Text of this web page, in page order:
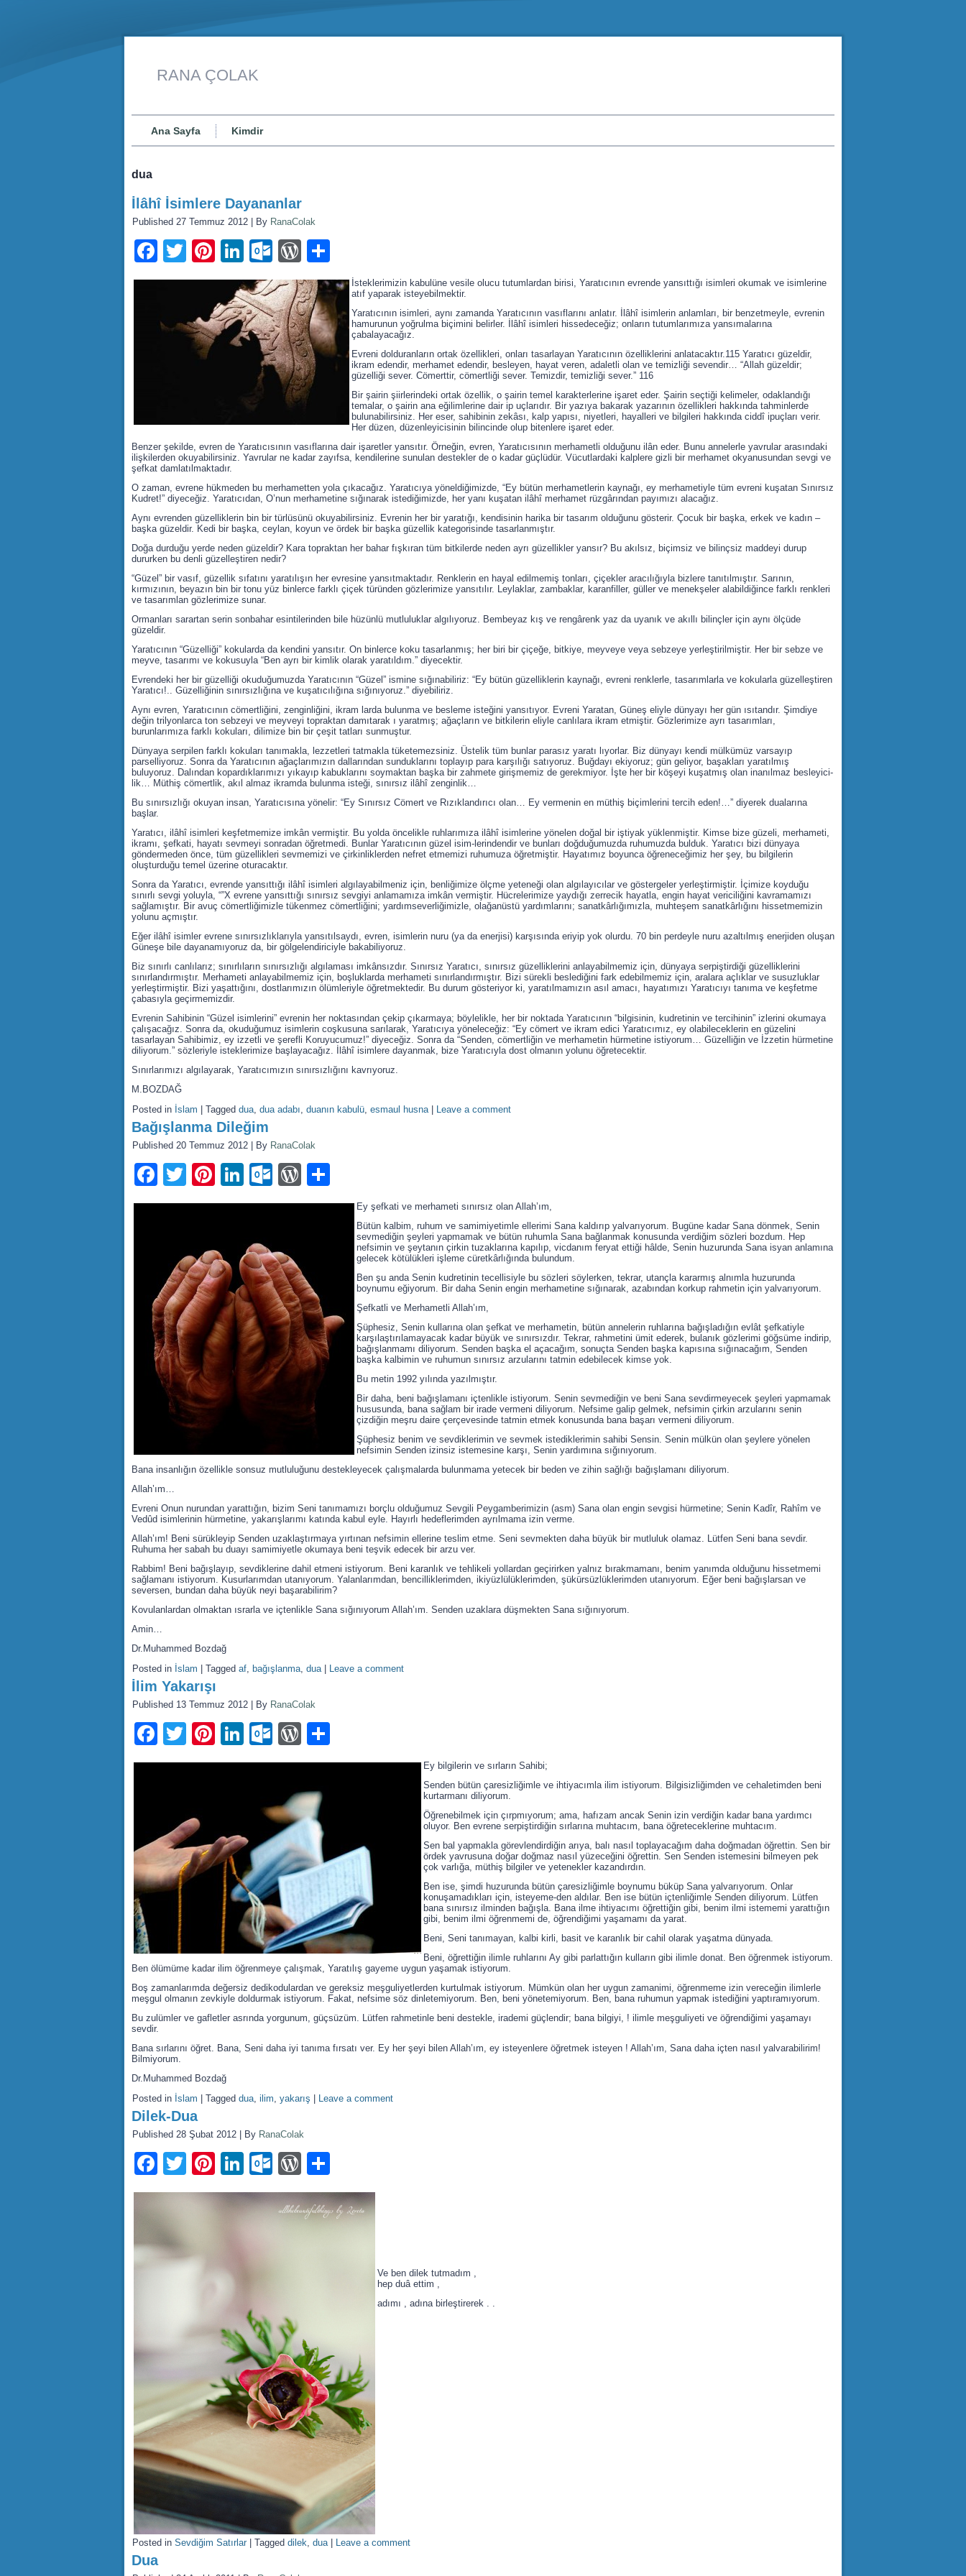
RANA ÇOLAK
Ana Sayfa Kimdir
dua
İlâhî İsimlere Dayananlar
Published 27 Temmuz 2012 By RanaColak
Facebook
TwitterPinterest
LinkedIn
Outlook.com
WordPress
İsteklerimizin kabulüne vesile olucu tutumlardan birisi, Yaratıcının evrende yansıttığı isimleri okumak ve isimlerine
atıf yaparak isteyebilmektir.
Yaratıcının isimleri, aynı zamanda Yaratıcının vasıflarını anlatır. İlâhî isimlerin anlamları, bir benzetmeyle, evrenin
hamurunun yoğrulma biçimini belirler. İlâhî isimleri hissedeceğiz; onların tutumlarımıza yansımalarına
çabalayacağız.
Evreni dolduranların ortak özellikleri, onları tasarlayan Yaratıcının özelliklerini anlatacaktır.115 Yaratıcı güzeldir,
ikram edendir, merhamet edendir, besleyen, hayat veren, adaletli olan ve temizliği sevendir… “Allah güzeldir;
güzelliği sever. Cömerttir, cömertliği sever. Temizdir, temizliği sever.” 116
Bir şairin şiirlerindeki ortak özellik, o şairin temel karakterlerine işaret eder. Şairin seçtiği kelimeler, odaklandığı
temalar, o şairin ana eğilimlerine dair ip uçlarıdır. Bir yazıya bakarak yazarının özellikleri hakkında tahminlerde
bulunabilirsiniz. Her eser, sahibinin zekâsı, kalp yapısı, niyetleri, hayalleri ve bilgileri hakkında ciddî ipuçları verir.
Her düzen, düzenleyicisinin bilincinde olup bitenlere işaret eder.
Benzer şekilde, evren de Yaratıcısının vasıflarına dair işaretler yansıtır. Örneğin, evren, Yaratıcısının merhametli olduğunu ilân eder. Bunu annelerle yavrular arasındaki
ilişkilerden okuyabilirsiniz. Yavrular ne kadar zayıfsa, kendilerine sunulan destekler de o kadar güçlüdür. Vücutlardaki kalplere gizli bir merhamet okyanusundan sevgi ve
şefkat damlatılmaktadır.
O zaman, evrene hükmeden bu merhametten yola çıkacağız. Yaratıcıya yöneldiğimizde, “Ey bütün merhametlerin kaynağı, ey merhametiyle tüm evreni kuşatan Sınırsız
Kudret!” diyeceğiz. Yaratıcıdan, O’nun merhametine sığınarak istediğimizde, her yanı kuşatan ilâhî merhamet rüzgârından payımızı alacağız.
Aynı evrenden güzelliklerin bin bir türlüsünü okuyabilirsiniz. Evrenin her bir yaratığı, kendisinin harika bir tasarım olduğunu gösterir. Çocuk bir başka, erkek ve kadın –
başka güzeldir. Kedi bir başka, ceylan, koyun ve ördek bir başka güzellik kategorisinde tasarlanmıştır.
Doğa durduğu yerde neden güzeldir? Kara topraktan her bahar fışkıran tüm bitkilerde neden ayrı güzellikler yansır? Bu akılsız, biçimsiz ve bilinçsiz maddeyi durup
dururken bu denli güzelleştiren nedir?
“Güzel” bir vasıf, güzellik sıfatını yaratılışın her evresine yansıtmaktadır. Renklerin en hayal edilmemiş tonları, çiçekler aracılığıyla bizlere tanıtılmıştır. Sarının,
kırmızının, beyazın bin bir tonu yüz binlerce farklı çiçek türünden gözlerimize yansıtılır. Leylaklar, zambaklar, karanfiller, güller ve menekşeler alabildiğince farklı renkleri
ve tasarımlan gözlerimize sunar.
Ormanları sarartan serin sonbahar esintilerinden bile hüzünlü mutluluklar algılıyoruz. Bembeyaz kış ve rengârenk yaz da uyanık ve akıllı bilinçler için aynı ölçüde
güzeldir.
Yaratıcının “Güzelliği” kokularda da kendini yansıtır. On binlerce koku tasarlanmış; her biri bir çiçeğe, bitkiye, meyveye veya sebzeye yerleştirilmiştir. Her bir sebze ve
meyve, tasarımı ve kokusuyla “Ben ayrı bir kimlik olarak yaratıldım.” diyecektir.
Evrendeki her bir güzelliği okuduğumuzda Yaratıcının “Güzel” ismine sığınabiliriz: “Ey bütün güzelliklerin kaynağı, evreni renklerle, tasarımlarla ve kokularla güzelleştiren
Yaratıcı!.. Güzelliğinin sınırsızlığına ve kuşatıcılığına sığınıyoruz.” diyebiliriz.
Aynı evren, Yaratıcının cömertliğini, zenginliğini, ikram larda bulunma ve besleme isteğini yansıtıyor. Evreni Yaratan, Güneş eliyle dünyayı her gün ısıtandır. Şimdiye
değin trilyonlarca ton sebzeyi ve meyveyi topraktan damıtarak ı yaratmış; ağaçların ve bitkilerin eliyle canlılara ikram etmiştir. Gözlerimize ayrı tasarımları,
burunlarımıza farklı kokuları, dilimize bin bir çeşit tatları sunmuştur.
Dünyaya serpilen farklı kokuları tanımakla, lezzetleri tatmakla tüketemezsiniz. Üstelik tüm bunlar parasız yaratı lıyorlar. Biz dünyayı kendi mülkümüz varsayıp
parselliyoruz. Sonra da Yaratıcının ağaçlarımızın dallarından sunduklarını toplayıp para karşılığı satıyoruz. Buğdayı ekiyoruz; gün geliyor, başakları yaratılmış
buluyoruz. Dalından kopardıklarımızı yıkayıp kabuklarını soymaktan başka bir zahmete girişmemiz de gerekmiyor. İşte her bir köşeyi kuşatmış olan inanılmaz besleyici-
lik… Müthiş cömertlik, akıl almaz ikramda bulunma isteği, sınırsız ilâhî zenginlik…
Bu sınırsızlığı okuyan insan, Yaratıcısına yönelir: “Ey Sınırsız Cömert ve Rızıklandırıcı olan… Ey vermenin en müthiş biçimlerini tercih eden!…” diyerek dualarına
başlar.
Yaratıcı, ilâhî isimleri keşfetmemize imkân vermiştir. Bu yolda öncelikle ruhlarımıza ilâhî isimlerine yönelen doğal bir iştiyak yüklenmiştir. Kimse bize güzeli, merhameti,
ikramı, şefkati, hayatı sevmeyi sonradan öğretmedi. Bunlar Yaratıcının güzel isim-lerindendir ve bunları doğduğumuzda ruhumuzda bulduk. Yaratıcı bizi dünyaya
göndermeden önce, tüm güzellikleri sevmemizi ve çirkinliklerden nefret etmemizi ruhumuza öğretmiştir. Hayatımız boyunca öğreneceğimiz her şey, bu bilgilerin
oluşturduğu temel üzerine oturacaktır.
Sonra da Yaratıcı, evrende yansıttığı ilâhî isimleri algılayabilmeniz için, benliğimize ölçme yeteneği olan algılayıcılar ve göstergeler yerleştirmiştir. İçimize koyduğu
sınırlı sevgi yoluyla, “”X evrene yansıttığı sınırsız sevgiyi anlamamıza imkân vermiştir. Hücrelerimize yaydığı zerrecik hayatla, engin hayat vericiliğini kavramamızı
sağlamıştır. Bir avuç cömertliğimizle tükenmez cömertliğini; yardımseverliğimizle, olağanüstü yardımlarını; sanatkârlığımızla, muhteşem sanatkârlığını hissetmemizin
yolunu açmıştır.
Eğer ilâhî isimler evrene sınırsızlıklarıyla yansıtılsaydı, evren, isimlerin nuru (ya da enerjisi) karşısında eriyip yok olurdu. 70 bin perdeyle nuru azaltılmış enerjiden oluşan
Güneşe bile dayanamıyoruz da, bir gölgelendiriciyle bakabiliyoruz.
Biz sınırlı canlılarız; sınırlıların sınırsızlığı algılaması imkânsızdır. Sınırsız Yaratıcı, sınırsız güzelliklerini anlayabilmemiz için, dünyaya serpiştirdiği güzelliklerini
sınırlandırmıştır. Merhameti anlayabilmemiz için, boşluklarda merhameti sınırlandırmıştır. Bizi sürekli beslediğini fark edebilmemiz için, aralara açlıklar ve susuzluklar
yerleştirmiştir. Bizi yaşattığını, dostlarımızın ölümleriyle öğretmektedir. Bu durum gösteriyor ki, yaratılmamızın asıl amacı, hayatımızı Yaratıcıyı tanıma ve keşfetme
çabasıyla geçirmemizdir.
Evrenin Sahibinin “Güzel isimlerini” evrenin her noktasından çekip çıkarmaya; böylelikle, her bir noktada Yaratıcının “bilgisinin, kudretinin ve tercihinin” izlerini okumaya
çalışacağız. Sonra da, okuduğumuz isimlerin coşkusuna sarılarak, Yaratıcıya yöneleceğiz: “Ey cömert ve ikram edici Yaratıcımız, ey olabileceklerin en güzelini
tasarlayan Sahibimiz, ey izzetli ve şerefli Koruyucumuz!” diyeceğiz. Sonra da “Senden, cömertliğin ve merhametin hürmetine istiyorum… Güzelliğin ve İzzetin hürmetine
diliyorum.” sözleriyle isteklerimize başlayacağız. İlâhî isimlere dayanmak, bize Yaratıcıyla dost olmanın yolunu öğretecektir.
Sınırlarımızı algılayarak, Yaratıcımızın sınırsızlığını kavrıyoruz.
M.BOZDAĞ
Posted in İslam Tagged dua, dua adabı, duanın kabulü, esmaul husna| Leave a comment
Bağışlanma Dileğim
Published 20 Temmuz 2012 By RanaColak
Facebook
TwitterPinterest
LinkedIn
Outlook.com
WordPress
Ey şefkati ve merhameti sınırsız olan Allah’ım,
Bütün kalbim, ruhum ve samimiyetimle ellerimi Sana kaldırıp yalvarıyorum. Bugüne kadar Sana dönmek, Senin
sevmediğin şeyleri yapmamak ve bütün ruhumla Sana bağlanmak konusunda verdiğim sözleri bozdum. Hep
nefsimin ve şeytanın çirkin tuzaklarına kapılıp, vicdanım feryat ettiği hâlde, Senin huzurunda Sana isyan anlamına
gelecek kötülükleri işleme cüretkârlığında bulundum.
Ben şu anda Senin kudretinin tecellisiyle bu sözleri söylerken, tekrar, utançla kararmış alnımla huzurunda
boynumu eğiyorum. Bir daha Senin engin merhametine sığınarak, azabından korkup rahmetin için yalvarıyorum.
Şefkatli ve Merhametli Allah’ım,
Şüphesiz, Senin kullarına olan şefkat ve merhametin, bütün annelerin ruhlarına bağışladığın evlât şefkatiyle
karşılaştırılamayacak kadar büyük ve sınırsızdır. Tekrar, rahmetini ümit ederek, bulanık gözlerimi göğsüme indirip,
bağışlanmamı diliyorum. Senden başka el açacağım, sonuçta Senden başka kapısına sığınacağım, Senden
başka kalbimin ve ruhumun sınırsız arzularını tatmin edebilecek kimse yok.
Bu metin 1992 yılında yazılmıştır.
Bir daha, beni bağışlamanı içtenlikle istiyorum. Senin sevmediğin ve beni Sana sevdirmeyecek şeyleri yapmamak
hususunda, bana sağlam bir irade vermeni diliyorum. Nefsime galip gelmek, nefsimin çirkin arzularını senin
çizdiğin meşru daire çerçevesinde tatmin etmek konusunda bana başarı vermeni diliyorum.
Şüphesiz benim ve sevdiklerimin ve sevmek istediklerimin sahibi Sensin. Senin mülkün olan şeylere yönelen
nefsimin Senden izinsiz istemesine karşı, Senin yardımına sığınıyorum.
Bana insanlığın özellikle sonsuz mutluluğunu destekleyecek çalışmalarda bulunmama yetecek bir beden ve zihin sağlığı bağışlamanı diliyorum.
Allah’ım…
Evreni Onun nurundan yarattığın, bizim Seni tanımamızı borçlu olduğumuz Sevgili Peygamberimizin (asm) Sana olan engin sevgisi hürmetine; Senin Kadîr, Rahîm ve
Vedûd isimlerinin hürmetine, yakarışlarımı katında kabul eyle. Hayırlı hedeflerimden ayrılmama izin verme.
Allah’ım! Beni sürükleyip Senden uzaklaştırmaya yırtınan nefsimin ellerine teslim etme. Seni sevmekten daha büyük bir mutluluk olamaz. Lütfen Seni bana sevdir.
Ruhuma her sabah bu duayı samimiyetle okumaya beni teşvik edecek bir arzu ver.
Rabbim! Beni bağışlayıp, sevdiklerine dahil etmeni istiyorum. Beni karanlık ve tehlikeli yollardan geçirirken yalnız bırakmamanı, benim yanımda olduğunu hissetmemi
sağlamanı istiyorum. Kusurlarımdan utanıyorum. Yalanlarımdan, bencilliklerimden, ikiyüzlülüklerimden, şükürsüzlüklerimden utanıyorum. Eğer beni bağışlarsan ve
seversen, bundan daha büyük neyi başarabilirim?
Kovulanlardan olmaktan ısrarla ve içtenlikle Sana sığınıyorum Allah’ım. Senden uzaklara düşmekten Sana sığınıyorum.
Amin…
Dr.Muhammed Bozdağ
Posted in İslam Tagged af, bağışlanma, dua| Leave a comment
İlim Yakarışı
Published 13 Temmuz 2012 By RanaColak
Facebook
TwitterPinterest
LinkedIn
Outlook.com
WordPress
Ey bilgilerin ve sırların Sahibi;
Senden bütün çaresizliğimle ve ihtiyacımla ilim istiyorum. Bilgisizliğimden ve cehaletimden beni
kurtarmanı diliyorum.
Öğrenebilmek için çırpmıyorum; ama, hafızam ancak Senin izin verdiğin kadar bana yardımcı
oluyor. Ben evrene serpiştirdiğin sırlarına muhtacım, bana öğreteceklerine muhtacım.
Sen bal yapmakla görevlendirdiğin arıya, balı nasıl toplayacağım daha doğmadan öğrettin. Sen bir
ördek yavrusuna doğar doğmaz nasıl yüzeceğini öğrettin. Sen Senden istemesini bilmeyen pek
çok varlığa, müthiş bilgiler ve yetenekler kazandırdın.
Ben ise, şimdi huzurunda bütün çaresizliğimle boynumu büküp Sana yalvarıyorum. Onlar
konuşamadıkları için, isteyeme-den aldılar. Ben ise bütün içtenliğimle Senden diliyorum. Lütfen
bana sınırsız ilminden bağışla. Bana ilme ihtiyacımı öğrettiğin gibi, benim ilmi istememi yarattığın
gibi, benim ilmi öğrenmemi de, öğrendiğimi yaşamamı da yarat.
Beni, Seni tanımayan, kalbi kirli, basit ve karanlık bir cahil olarak yaşatma dünyada.
Beni, öğrettiğin ilimle ruhlarını Ay gibi parlattığın kulların gibi ilimle donat. Ben öğrenmek istiyorum.
Ben ölümüme kadar ilim öğrenmeye çalışmak, Yaratılış gayeme uygun yaşamak istiyorum.
Boş zamanlarımda değersiz dedikodulardan ve gereksiz meşguliyetlerden kurtulmak istiyorum. Mümkün olan her uygun zamanimi, öğrenmeme izin vereceğin ilimlerle
meşgul olmanın zevkiyle doldurmak istiyorum. Fakat, nefsime söz dinletemiyorum. Ben, beni yönetemiyorum. Ben, bana ruhumun yapmak istediğini yaptıramıyorum.
Bu zulümler ve gafletler asrında yorgunum, güçsüzüm. Lütfen rahmetinle beni destekle, irademi güçlendir; bana bilgiyi, ! ilimle meşguliyeti ve öğrendiğimi yaşamayı
sevdir.
Bana sırlarını öğret. Bana, Seni daha iyi tanıma fırsatı ver. Ey her şeyi bilen Allah’ım, ey isteyenlere öğretmek isteyen ! Allah’ım, Sana daha içten nasıl yalvarabilirim!
Bilmiyorum.
Dr.Muhammed Bozdağ
Posted in İslam Tagged dua, ilim, yakarış Leave a comment
Dilek-Dua
Published 28 Şubat 2012 By RanaColak
Facebook
TwitterPinterest
LinkedIn
Outlook.com
WordPress
Ve ben dilek tutmadım ,
hep duâ ettim ,
adımı , adına birleştirerek . .
Posted in Sevdiğim Satırlar Tagged dilek, dua| Leave a comment
Dua